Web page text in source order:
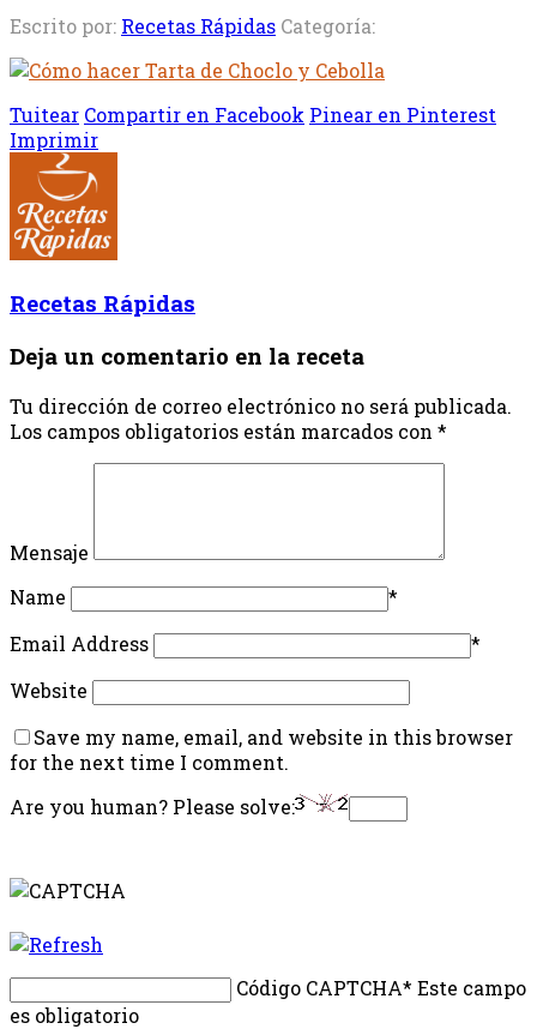
Escrito por: Recetas Rápidas Categoría:
Tuitear Compartir en Facebook Pinear en Pinterest
Imprimir
Recetas Rápidas
Deja un comentario en la receta
Tu dirección de correo electrónico no será publicada.
Los campos obligatorios están marcados con *
Mensaje
Name
*
Email Address
*
Website
Save my name, email, and website in this browser
for the next time I comment.
Are you human? Please solve:
Código CAPTCHA* Este campo
es obligatorio